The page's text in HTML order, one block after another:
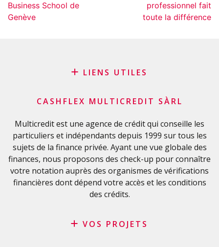
Business School de
Genève
professionnel fait
toute la différence
LIENS UTILES
Glossaire financier
FAQ
Liste de contrôle importante
Conditions générales
Politique de confidentialité
CASHFLEX MULTICREDIT SÀRL
Multicredit est une agence de crédit qui conseille les
particuliers et indépendants depuis 1999 sur tous les
sujets de la finance privée. Ayant une vue globale des
finances, nous proposons des check-up pour connaître
votre notation auprès des organismes de vérifications
financières dont dépend votre accès et les conditions
des crédits.
VOS PROJETS